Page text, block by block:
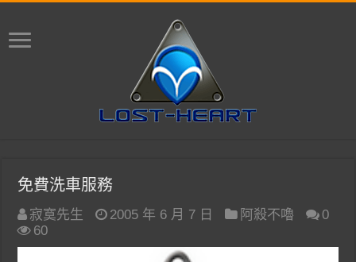
免費洗車服務
寂寞先生 2005 年 6 月 7 日 阿殺不嚕
0
60